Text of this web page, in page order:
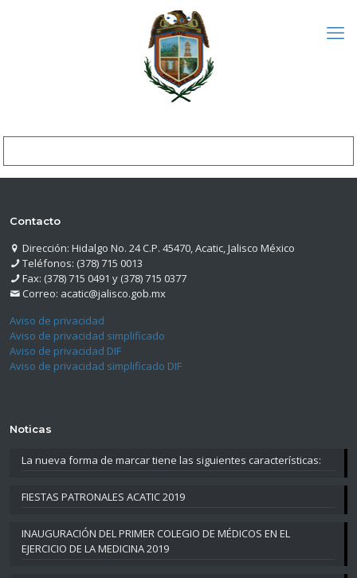
Contacto
Dirección: Hidalgo No. 24 C.P. 45470, Acatic, Jalisco México
Teléfonos: (378) 715 0013
Fax: (378) 715 0491 y (378) 715 0377
Correo: acatic@jalisco.gob.mx
Aviso de privacidad
Aviso de privacidad simplificado
Aviso de privacidad DIF
Aviso de privacidad simplificado DIF
Noticas
La nueva forma de marcar tiene las siguientes características:
FIESTAS PATRONALES ACATIC 2019
INAUGURACIÓN DEL PRIMER COLEGIO DE MÉDICOS EN EL
EJERCICIO DE LA MEDICINA 2019